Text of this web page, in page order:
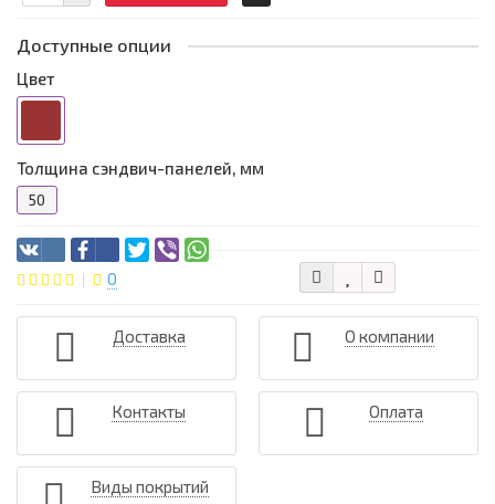
Доступные опции
Цвет
Толщина сэндвич-панелей, мм
50
0
Доставка О компании
Контакты Оплата
Виды покрытий